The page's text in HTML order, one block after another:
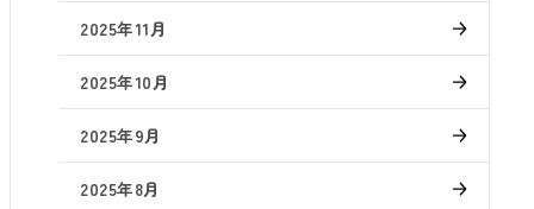
2025年11月
2025年10月
2025年9月
2025年8月